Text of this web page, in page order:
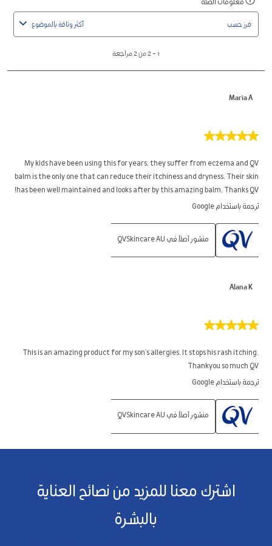
من
1
–2 من 2 مراجعة
رسالة
حول
فرز حسب أكثر وثاقة بالموضوع
5
5
نجوم.
Maria A
My kids have been using this for years, they suffer from eczema and QV
balm is the only one that can reduce their itchiness and dryness. Their skin
has been well maintained and looks after by this amazing balm. Thanks QV!
ترجمة باستخدام Google
منشور أصلاً في QVSkincare AU
5
5
نجوم.
Alana K
This is an amazing product for my son's allergies. It stops his rash itching.
Thankyou so much QV
ترجمة باستخدام Google
منشور أصلاً في QVSkincare AU
اشترك معنا للمزيد من نصائح العناية
بالبشرة